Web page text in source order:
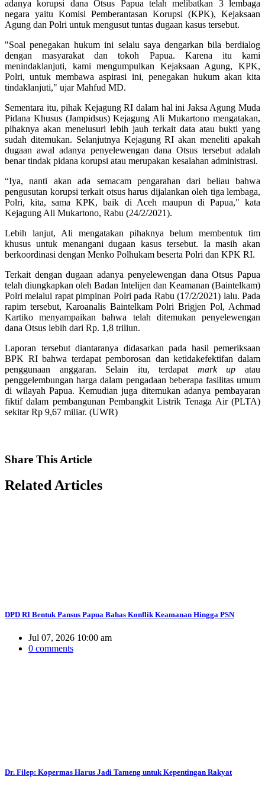
adanya korupsi dana Otsus Papua telah melibatkan 3 lembaga
negara yaitu Komisi Pemberantasan Korupsi (KPK), Kejaksaan
Agung dan Polri untuk mengusut tuntas dugaan kasus tersebut.
"Soal penegakan hukum ini selalu saya dengarkan bila berdialog
dengan masyarakat dan tokoh Papua. Karena itu kami
menindaklanjuti, kami mengumpulkan Kejaksaan Agung, KPK,
Polri, untuk membawa aspirasi ini, penegakan hukum akan kita
tindaklanjuti," ujar Mahfud MD.
Sementara itu, pihak Kejagung RI dalam hal ini Jaksa Agung Muda
Pidana Khusus (Jampidsus) Kejagung Ali Mukartono mengatakan,
pihaknya akan menelusuri lebih jauh terkait data atau bukti yang
sudah ditemukan. Selanjutnya Kejagung RI akan meneliti apakah
dugaan awal adanya penyelewengan dana Otsus tersebut adalah
benar tindak pidana korupsi atau merupakan kesalahan administrasi.
“Iya, nanti akan ada semacam pengarahan dari beliau bahwa
pengusutan korupsi terkait otsus harus dijalankan oleh tiga lembaga,
Polri, kita, sama KPK, baik di Aceh maupun di Papua," kata
Kejagung Ali Mukartono, Rabu (24/2/2021).
Lebih lanjut, Ali mengatakan pihaknya belum membentuk tim
khusus untuk menangani dugaan kasus tersebut. Ia masih akan
berkoordinasi dengan Menko Polhukam beserta Polri dan KPK RI.
Terkait dengan dugaan adanya penyelewengan dana Otsus Papua
telah diungkapkan oleh Badan Intelijen dan Keamanan (Baintelkam)
Polri melalui rapat pimpinan Polri pada Rabu (17/2/2021) lalu. Pada
rapim tersebut, Karoanalis Baintelkam Polri Brigjen Pol, Achmad
Kartiko menyampaikan bahwa telah ditemukan penyelewengan
dana Otsus lebih dari Rp. 1,8 triliun.
Laporan tersebut diantaranya didasarkan pada hasil pemeriksaan
BPK RI bahwa terdapat pemborosan dan ketidakefektifan dalam
penggunaan anggaran. Selain itu, terdapat mark up atau
penggelembungan harga dalam pengadaan beberapa fasilitas umum
di wilayah Papua. Kemudian juga ditemukan adanya pembayaran
fiktif dalam pembangunan Pembangkit Listrik Tenaga Air (PLTA)
sekitar Rp 9,67 miliar. (UWR)
Share This Article
RelatedArticles
DPD RI Bentuk Pansus Papua Bahas Konflik Keamanan Hingga PSN
Jul 07, 2026 10:00 am
0 comments
Dr. Filep: Kopermas Harus Jadi Tameng untuk Kepentingan Rakyat